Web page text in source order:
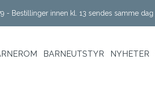
- Bestillinger innen kl. 13 sendes samme dag
BARNEUTSTYR NYHETER